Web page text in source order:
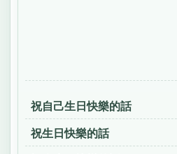
祝自己生日快樂的話
祝生日快樂的話